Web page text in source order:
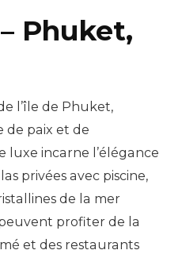
Phuket,
l’île de Phuket,
de paix et de
luxe incarne l’élégance
privées avec piscine,
de la mer
profiter de la
et des restaurants